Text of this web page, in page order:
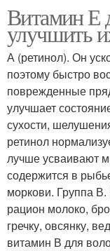
Витамин Е
улучшить
А (ретинол). Он
поэтому быстро
поврежденные
улучшает
сухости,
ретинол
лучше усваивают
содержится в
моркови. Группа В.
рацион молоко,
гречку, овсянку,
витамин В для